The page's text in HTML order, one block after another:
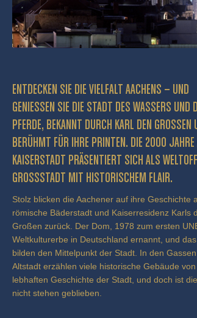
ENTDECKEN SIE DIE VIELFALT AACHENS – UND
GENIESSEN SIE DIE STADT DES WASSERS UND
FERDE, BEKANNT DURCH KARL DEN GROSSEN
RÜHMT FÜR IHRE PRINTEN. DIE 2000 JAHRE
ISERSTADT PRÄSENTIERT SICH ALS
OSSSTADT MIT HISTORISCHEM FLAIR.
Stolz blicken die Aachener auf ihre Geschichte
römische Bäderstadt und Kaiserresidenz Karls
Großen zurück. Der Dom, 1978 zum ersten
Weltkulturerbe in Deutschland ernannt, und
bilden den Mittelpunkt der Stadt. In den
Altstadt erzählen viele historische Gebäude
lebhaften Geschichte der Stadt, und doch ist
nicht stehen geblieben.